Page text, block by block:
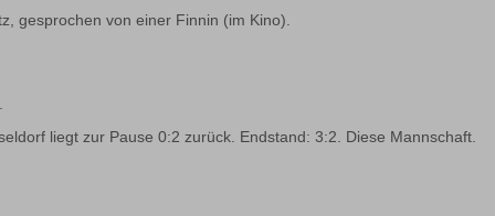
gesprochen von einer Finnin (im Kino).
liegt zur Pause 0:2 zurück. Endstand: 3:2. Diese Mannschaft.